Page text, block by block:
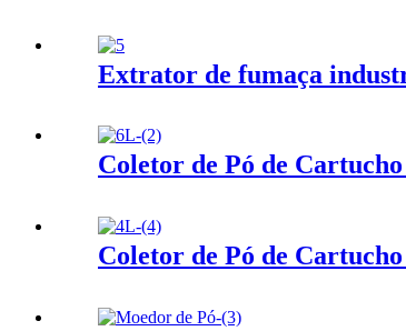
Extrator de fumaça
Coletor de Pó de
Coletor de Pó de